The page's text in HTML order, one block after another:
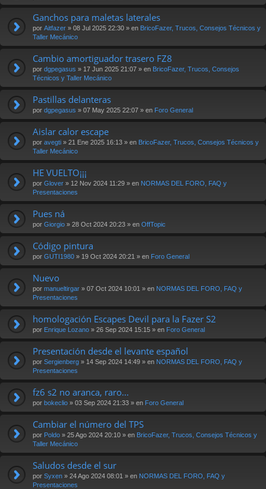
Ganchos para maletas laterales
por Aitfazer » 08 Jul 2025 22:30 » en BricoFazer, Trucos, Consejos Técnicos y
Taller Mecánico
Cambio amortiguador trasero FZ8
por dgpegasus » 17 Jun 2025 21:07 » en BricoFazer, Trucos, Consejos
Técnicos y Taller Mecánico
Pastillas delanteras
por dgpegasus » 07 May 2025 22:07 » en Foro General
Aislar calor escape
por avegti » 21 Ene 2025 16:13 » en BricoFazer, Trucos, Consejos Técnicos y
Taller Mecánico
HE VUELTO¡¡¡
por Glover » 12 Nov 2024 11:29 » en NORMAS DEL FORO, FAQ y
Presentaciones
Pues ná
por Giorgio » 28 Oct 2024 20:23 » en OffTopic
Código pintura
por GUTI1980 » 19 Oct 2024 20:21 » en Foro General
Nuevo
por manueltirgar » 07 Oct 2024 10:01 » en NORMAS DEL FORO, FAQ y
Presentaciones
homologación Escapes Devil para la Fazer S2
por Enrique Lozano » 26 Sep 2024 15:15 » en Foro General
Presentación desde el levante español
por Sergienberg » 14 Sep 2024 14:49 » en NORMAS DEL FORO, FAQ y
Presentaciones
fz6 s2 no aranca, raro...
por bokeclio » 03 Sep 2024 21:33 » en Foro General
Cambiar el número del TPS
por Poldo » 25 Ago 2024 20:10 » en BricoFazer, Trucos, Consejos Técnicos y
Taller Mecánico
Saludos desde el sur
por Syxen » 24 Ago 2024 08:01 » en NORMAS DEL FORO, FAQ y
Presentaciones